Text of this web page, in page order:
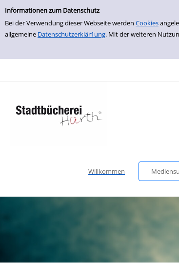
Einfache Suche
Informationen zum Datenschutz
Bei der Verwendung dieser Webseite werden Cookies
allgemeine Datenschutzerklär1ung. Mit der weiteren
zur Navigation springen
zum Inhalt springen
Zu den Suchfiltern springen
Zur Trefferliste springen
Willkommen